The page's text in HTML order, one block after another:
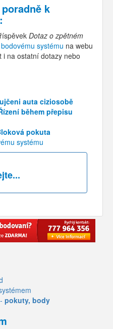
poradně k
:
Dotaz o zpětném
systému na webu
i na ostatní dotazy nebo
auta ciziosobě
během přepisu
pokuta
systému
pokuty, body